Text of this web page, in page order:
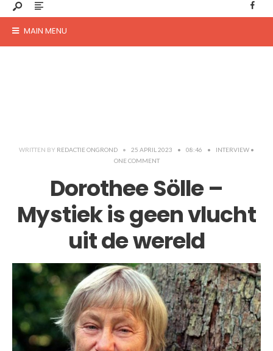
MAIN MENU
WRITTEN BY REDACTIE ONGROND • 25 APRIL 2023 • 08:46 • INTERVIEW •
ONE COMMENT
Dorothee Sölle –
Mystiek is geen vlucht
uit de wereld